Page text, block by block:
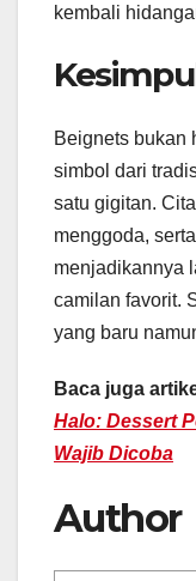
kembali
Beignets bukan
simbol dari
satu gigitan.
menggoda,
menjadikannya
camilan favorit.
yang baru
Baca juga
Halo: Dessert
Wajib Dicoba
Author